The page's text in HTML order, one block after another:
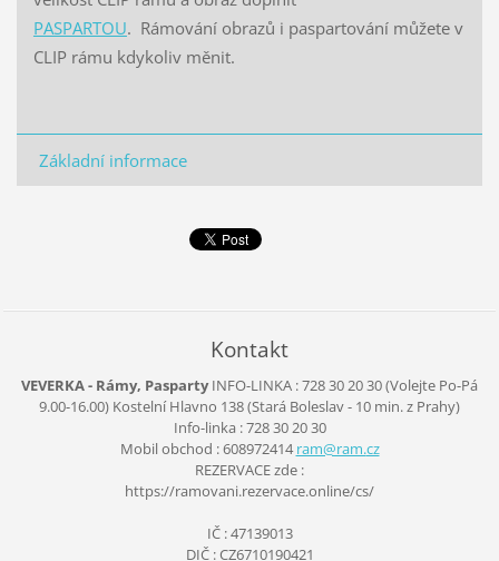
PASPARTOU. Rámování obrazů i paspartování můžete v
CLIP rámu kdykoliv měnit.
Základní informace
Kontakt
VEVERKA - Rámy, Pasparty INFO-LINKA : 728 30 20 30 (Volejte Po-Pá
9.00-16.00) Kostelní Hlavno 138(Stará Boleslav - 10 min. z Prahy)
Info-linka : 728 30 20 30
Mobil obchod : 608972414ram@ram.cz
REZERVACE zde :
https://ramovani.rezervace.online/cs/
IČ : 47139013
DIČ : CZ6710190421